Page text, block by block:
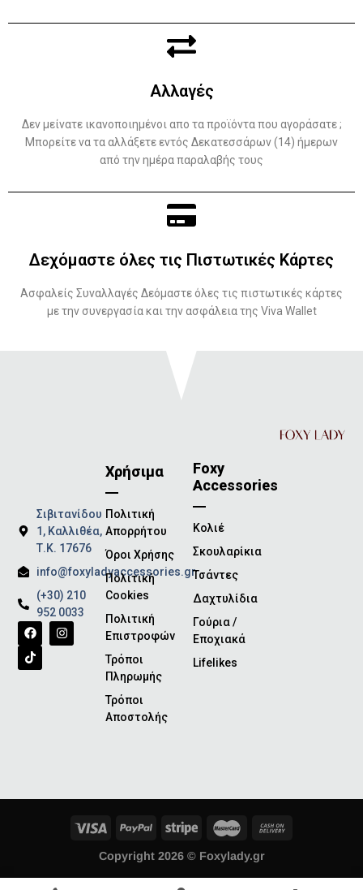
Αλλαγές
Δεν μείνατε ικανοποιημένοι απο τα προϊόντα που αγοράσατε ;
Μπορείτε να τα αλλάξετε εντός Δεκατεσσάρων (14) ήμερων
από την ημέρα παραλαβής τους
Δεχόμαστε όλες τις Πιστωτικές Κάρτες
Ασφαλείς Συναλλαγές Δεόμαστε όλες τις πιστωτικές κάρτες
με την συνεργασία και την ασφάλεια της Viva Wallet
Σιβιτανίδου
1, Καλλιθέα,
Τ.Κ. 17676
info@foxyladyaccessories.gr
(+30) 210
952 0033
Foxy
Accessories
Κολιέ
Σκουλαρίκια
Τσάντες
Δαχτυλίδια
Γούρια /
Εποχιακά
Lifelikes
Χρήσιμα
Πολιτική
Απορρήτου
Όροι Χρήσης
Πολιτική
Cookies
Πολιτική
Επιστροφών
Τρόποι
Πληρωμής
Τρόποι
Αποστολής
Copyright 2026 © Foxylady.gr